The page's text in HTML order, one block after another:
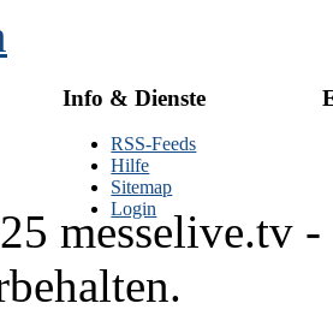
Info & Dienste
RSS-Feeds
Hilfe
Sitemap
Login
messelive.tv -